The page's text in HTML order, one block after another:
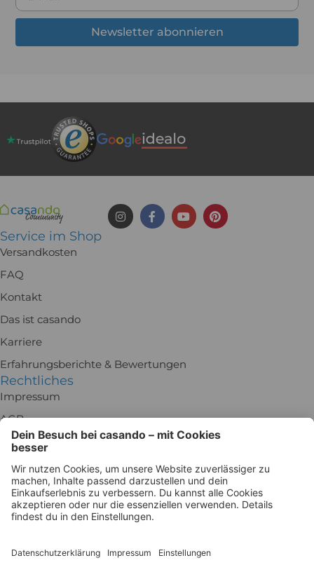
Newsletter abonnieren
Service im Shop
Versandkosten
FAQ
Kontakt
Das ist casando
Karriere
Erfahrungsberichte & Bewertungen
Rechtliches
Impressum
AGB
Rückgabe
Batteriegesetz
Datenschutz
Widerrufsrecht
Datenschutzeinstellungen
Holz-Richter GmbH